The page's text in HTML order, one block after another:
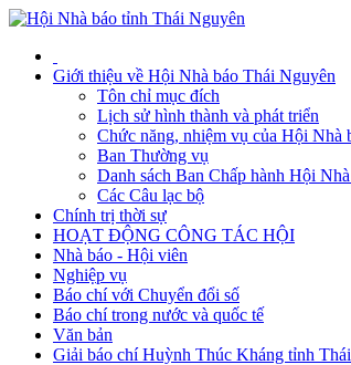
Giới thiệu về Hội Nhà báo Thái Nguyên
Tôn chỉ mục đích
Lịch sử hình thành và phát triển
Chức năng, nhiệm vụ của Hội Nhà
Ban Thường vụ
Danh sách Ban Chấp hành Hội
Các Câu lạc bộ
Chính trị thời sự
HOẠT ĐỘNG CÔNG TÁC HỘI
Nhà báo - Hội viên
Nghiệp vụ
Báo chí với Chuyển đổi số
Báo chí trong nước và quốc tế
Văn bản
Giải báo chí Huỳnh Thúc Kháng tỉnh